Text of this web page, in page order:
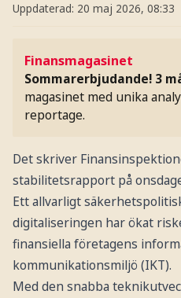
Uppdaterad: 20 maj 2026, 08:33
Finansmagasinet
Sommarerbjudande! 3
magasinet med unika
reportage.
Det skriver
stabilitetsrapport på
Ett allvarligt
digitaliseringen har ökat
finansiella företagens
kommunikationsmiljö (IKT).
Med den snabba